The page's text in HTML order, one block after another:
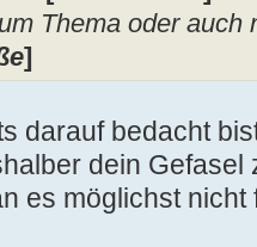
Thema oder auch
]
darauf bedacht
dein Gefasel
es möglichst nicht